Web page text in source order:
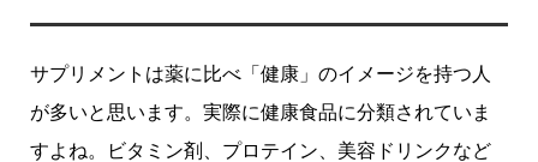
サプリメントは薬に比べ「健康」のイメージを持つ人
が多いと思います。実際に健康食品に分類されていま
すよね。ビタミン剤、プロテイン、美容ドリンクなど